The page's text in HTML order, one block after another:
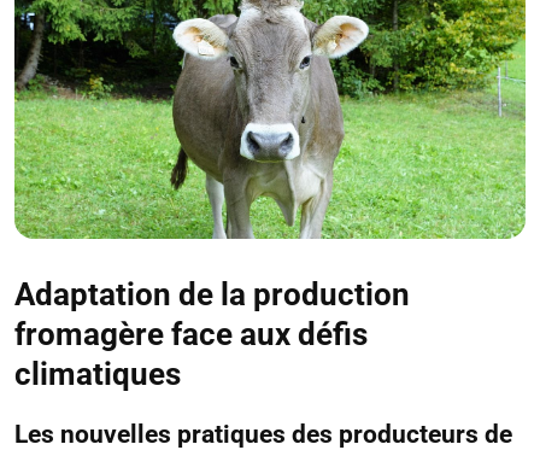
Adaptation de la production
fromagère face aux défis
climatiques
Les nouvelles pratiques des producteurs de